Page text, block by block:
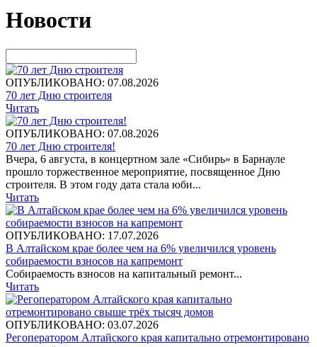
Новости
ОПУБЛИКОВАНО: 07.08.2026
70 лет Дню строителя
Читать
ОПУБЛИКОВАНО: 07.08.2026
70 лет Дню строителя!
Вчера, 6 августа, в концертном зале «Сибирь» в Барнауле
прошло торжественное мероприятие, посвященное Дню
строителя. В этом году дата стала юби...
Читать
ОПУБЛИКОВАНО: 17.07.2026
В Алтайском крае более чем на 6% увеличился уровень
собираемости взносов на капремонт
Собираемость взносов на капитальный ремонт...
Читать
ОПУБЛИКОВАНО: 03.07.2026
Регоператором Алтайского края капитально отремонтировано